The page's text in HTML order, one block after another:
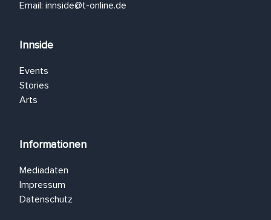
Email: innside@t-online.de
Innside
Events
Stories
Arts
Informationen
Mediadaten
Impressum
Datenschutz